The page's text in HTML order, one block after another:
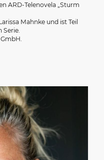
ARD-Telenovela „Sturm
Mahnke und ist Teil
Serie.